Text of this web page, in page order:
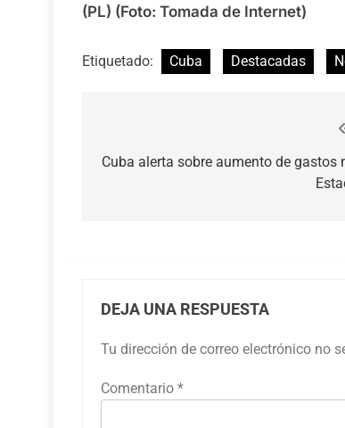
(PL) (Foto: Tomada de Internet)
Etiquetado: Cuba Destacadas
de
Cuba alerta sobre aumento de gastos
DEJA UNA RESPUESTA
Tu dirección de correo electrónico no
Comentario *